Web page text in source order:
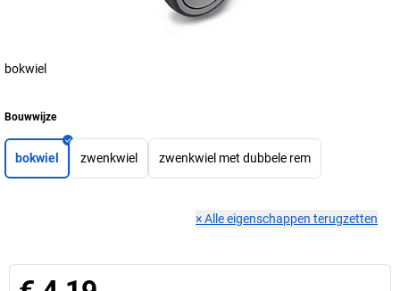
bokwiel
Bouwwijze
bokwiel zwenkwiel zwenkwiel met dubbele rem
×Alle eigenschappen terugzetten